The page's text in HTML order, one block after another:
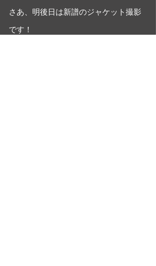
さあ、明後日は新譜のジャケット撮影
です！